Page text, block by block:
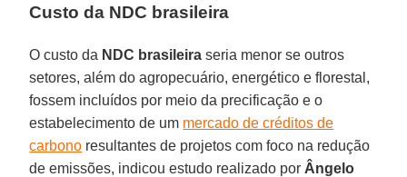
Custo da NDC brasileira
O custo da NDC brasileira seria menor se outros
setores, além do agropecuário, energético e florestal,
fossem incluídos por meio da precificação e o
estabelecimento de um mercado de créditos de
carbono resultantes de projetos com foco na redução
de emissões, indicou estudo realizado por Ângelo